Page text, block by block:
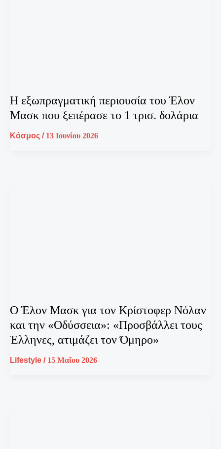
Η εξωπραγματική περιουσία του Έλον
Μασκ που ξεπέρασε το 1 τρισ. δολάρια
Κόσμος / 13 Ιουνίου 2026
Ο Έλον Μασκ για τον Κρίστοφερ Νόλαν
και την «Οδύσσεια»: «Προσβάλλει τους
Έλληνες, ατιμάζει τον Όμηρο»
Lifestyle / 15 Μαΐου 2026